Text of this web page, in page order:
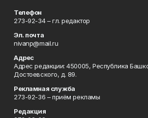
Телефон
273-92-34 – гл. редактор
Эл. почта
nivanp@mail.ru
Адрес
Адрес редакции: 450005, Республика
Достоевского, д. 89.
Рекламная служба
273-92-36 – приём рекламы
Редакция